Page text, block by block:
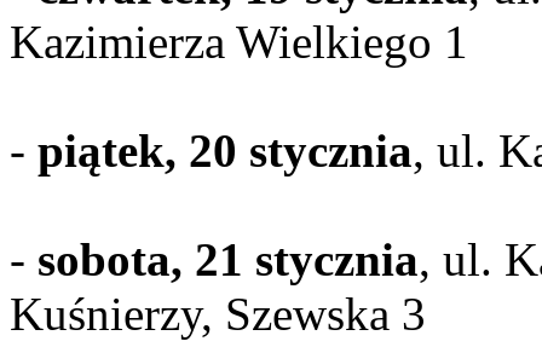
Kazimierza Wielkiego 1
- piątek, 20 stycznia, ul.
- sobota, 21 stycznia, ul.
Kuśnierzy, Szewska 3